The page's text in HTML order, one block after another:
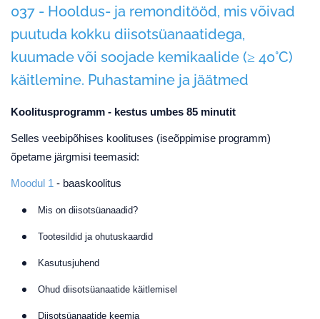
037 - Hooldus- ja remonditööd, mis võivad
puutuda kokku diisotsüanaatidega,
kuumade või soojade kemikaalide (≥ 40°C)
käitlemine. Puhastamine ja jäätmed
Koolitusprogramm - kestus umbes 85 minutit
Selles veebipõhises koolituses (iseõppimise programm)
õpetame järgmisi teemasid:
Moodul 1 - baaskoolitus
Mis on diisotsüanaadid?
Tootesildid ja ohutuskaardid
Kasutusjuhend
Ohud diisotsüanaatide käitlemisel
Diisotsüanaatide keemia